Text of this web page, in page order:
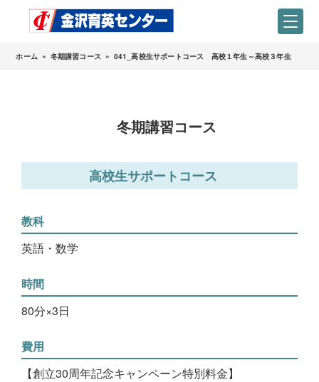
ホーム » 冬期講習コース » 041_高校生サポートコース 高校１年生～高校３年生
冬期講習コース
高校生サポートコース
教科
英語・数学
時間
80分×3日
費用
【創立30周年記念キャンペーン特別料金】